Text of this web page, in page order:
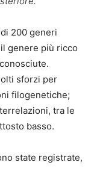
200 generi
genere più ricco
sforzi per
filogenetiche;
tra le
basso.
state registrate,